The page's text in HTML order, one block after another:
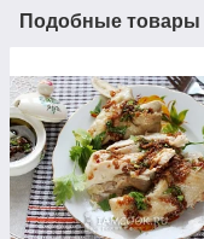
Подобные товары